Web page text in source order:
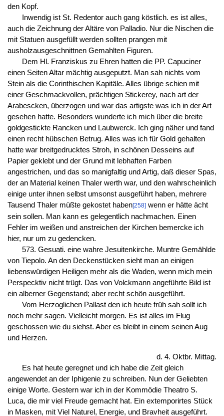
den Kopf.
Inwendig ist St. Redentor auch gang köstlich. es ist alles,
auch die Zeichnung der Altäre von Palladio. Nur die Nischen die
mit Statuen ausgefüllt werden sollten prangen mit
ausholzausgeschnittnen Gemahlten Figuren.
Dem Hl. Franziskus zu Ehren hatten die PP. Capuciner
einen Seiten Altar mächtig ausgeputzt. Man sah nichts vom
Stein als die Corinthischen Kapitäle. Alles übrige schien mit
einer Geschmackvollen, prächtigen Stickerey, nach art der
Arabescken, überzogen und war das artigste was ich in der Art
gesehen hatte. Besonders wunderte ich mich über die breite
goldgestickte Rancken und Laubwerck. Ich ging näher und fand
einen recht hübschen Betrug. Alles was ich für Gold gehalten
hatte war breitgedrucktes Stroh, in schönen Desseins auf
Papier geklebt und der Grund mit lebhaften Farben
angestrichen, und das so manigfaltig und Artig, daß dieser Spas,
der an Material keinen Thaler werth war, und den wahrscheinlich
einige unter ihnen selbst umsonst ausgeführt haben, mehrere
Tausend Thaler müßte gekostet haben[258]wenn er hätte ächt
sein sollen. Man kann es gelegentlich nachmachen. Einen
Fehler im weißen und anstreichen der Kirchen bemercke ich
hier, nur um zu gedencken.
573. Gesuati. eine wahre Jesuitenkirche. Muntre Gemählde
von Tiepolo. An den Deckenstücken sieht man an einigen
liebenswürdigen Heiligen mehr als die Waden, wenn mich mein
Perspecktiv nicht trügt. Das von Volckmann angeführte Bild ist
ein alberner Gegenstand; aber recht schön ausgeführt.
Vom Herzoglichen Pallast den ich heute früh sah sollt ich
noch mehr sagen. Vielleicht morgen. Es ist alles im Flug
geschossen wie du siehst. Aber es bleibt in einem seinen Aug
und Herzen.
d. 4. Oktbr. Mittag.
Es hat heute geregnet und ich habe die Zeit gleich
angewendet an der Iphigenie zu schreiben. Nun der Geliebten
einige Worte. Gestern war ich in der Kommödie Theatro S.
Luca, die mir viel Freude gemacht hat. Ein extemporirtes Stück
in Masken, mit Viel Naturel, Energie, und Bravheit ausgeführt.